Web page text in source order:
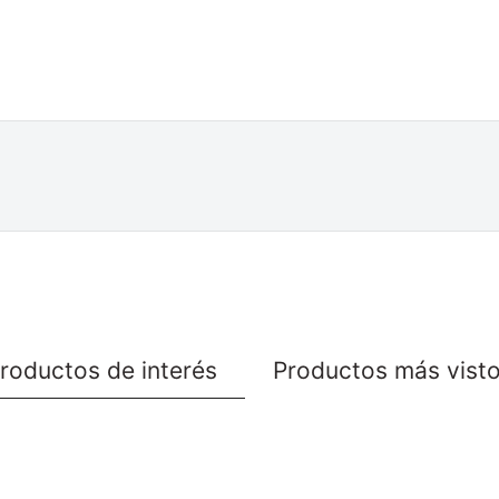
de interés Productos más